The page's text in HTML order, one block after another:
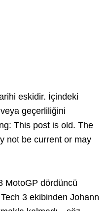
eskidir. İçindeki
geçerliliğini
This post is old. The
not be current or may
MotoGP dördüncü
3 ekibinden Johann